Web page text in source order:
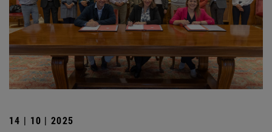
14 | 10 | 2025